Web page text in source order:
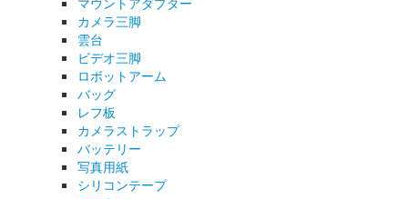
カメラ三脚
雲台
ビデオ三脚
ロボットアーム
バッグ
レフ板
カメラストラップ
バッテリー
写真用紙
シリコンテープ